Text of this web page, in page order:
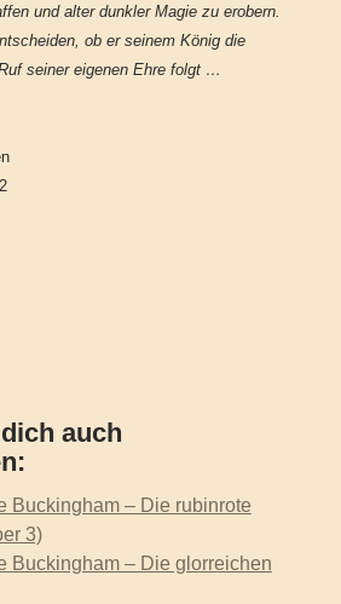
und alter dunkler Magie zu erobern.
ob er seinem König die
seiner eigenen Ehre folgt …
auch
Buckingham – Die rubinrote
3)
Buckingham – Die glorreichen